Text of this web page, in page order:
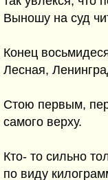
Выношу на суд
Конец
Лесная,
Стою первым,
самого верху.
Кто- то сильно
по виду